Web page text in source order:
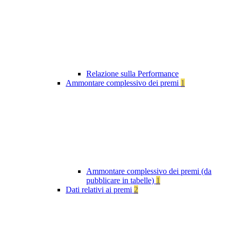
Relazione sulla Performance
Ammontare complessivo dei premi 1
Ammontare complessivo dei premi (da
pubblicare in tabelle) 1
Dati relativi ai premi 2